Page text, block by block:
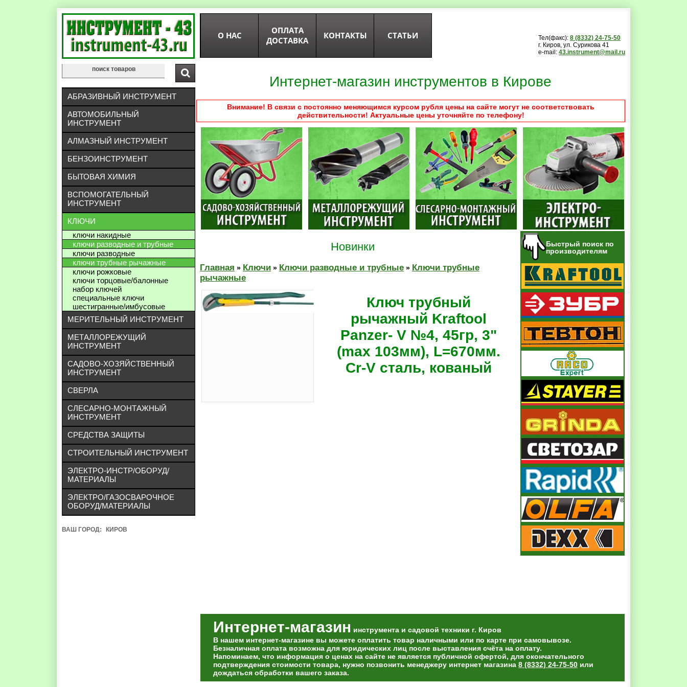
О НАС
ОПЛАТА
ДОСТАВКА
КОНТАКТЫ СТАТЬИ Тел(факс): 8 (8332) 24-75-50
г. Киров, ул. Сурикова 41
e-mail: 43.instrument@mail.ru
АБРАЗИВНЫЙ ИНСТРУМЕНТ
АВТОМОБИЛЬНЫЙ
ИНСТРУМЕНТ
АЛМАЗНЫЙ ИНСТРУМЕНТ
БЕНЗОИНСТРУМЕНТ
БЫТОВАЯ ХИМИЯ
ВСПОМОГАТЕЛЬНЫЙ
ИНСТРУМЕНТ
КЛЮЧИ
ключи накидные
ключи разводные и трубные
ключи разводные
ключи трубные рычажные
ключи рожковые
ключи торцовые/балонные
набор ключей
специальные ключи
шестигранные/имбусовые
МЕРИТЕЛЬНЫЙ ИНСТРУМЕНТ
МЕТАЛЛОРЕЖУЩИЙ
ИНСТРУМЕНТ
САДОВО-ХОЗЯЙСТВЕННЫЙ
ИНСТРУМЕНТ
СВЕРЛА
СЛЕСАРНО-МОНТАЖНЫЙ
ИНСТРУМЕНТ
СРЕДСТВА ЗАЩИТЫ
СТРОИТЕЛЬНЫЙ ИНСТРУМЕНТ
ЭЛЕКТРО-ИНСТР/ОБОРУД/
МАТЕРИАЛЫ
ЭЛЕКТРО/ГАЗОСВАРОЧНОЕ
ОБОРУД/МАТЕРИАЛЫ
ВАШ ГОРОД: КИРОВ
Интернет-магазин инструментов в Кирове
Внимание! В связи с постоянно меняющимся курсом рубля цены на сайте могут не соответствовать
действительности! Актуальные цены уточняйте по телефону!
Быстрый поиск по
производителям
Новинки
Главная » Ключи » Ключи разводные и трубные » Ключи трубные
рычажные
Ключ трубный
рычажный Kraftool
Panzer- V №4, 45гр, 3"
(max 103мм), L=670мм.
Cr-V сталь, кованый
Интернет-магазин инструмента и садовой техники г. Киров
В нашем интернет-магазине вы можете оплатить товар наличными или по карте при самовывозе.
Безналичная оплата возможна для юридических лиц после выставления счёта на оплату.
Напоминаем, что информация о ценах на сайте не является публичной офертой, для окончательного
подтверждения стоимости товара, нужно позвонить менеджеру интернет магазина 8 (8332) 24-75-50 или
дождаться обработки вашего заказа.